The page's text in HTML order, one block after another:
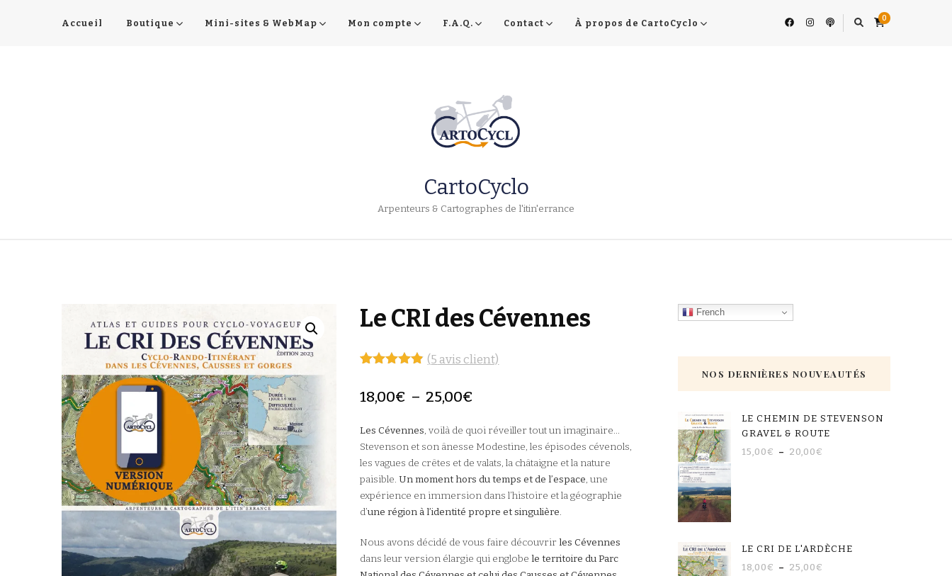
Accueil Boutique Mini-sites & WebMap Mon compte F.A.Q. Contact À propos de CartoCyclo
0
CartoCyclo
Arpenteurs & Cartographes de l'itin'errance
Le CRI des Cévennes
basé sur
(5 avis client)
18,00€ – 25,00€
Les Cévennes, voilà de quoi réveiller tout un imaginaire…
Stevenson et son ânesse Modestine, les épisodes cévenols,
les vagues de crêtes et de valats, la châtaigne et la nature
paisible. Un moment hors du temps et de l’espace, une
expérience en immersion dans l’histoire et la géographie
d’une région à l’identité propre et singulière.
Nous avons décidé de vous faire découvrirles Cévennes
dans leur version élargie qui englobe le territoire du Parc
French
NOS DERNIÈRES NOUVEAUTÉS
LE CHEMIN DE STEVENSON
GRAVEL & ROUTE
15,00€ – 20,00€
LE CRI DE L'ARDÈCHE
18,00€ – 25,00€